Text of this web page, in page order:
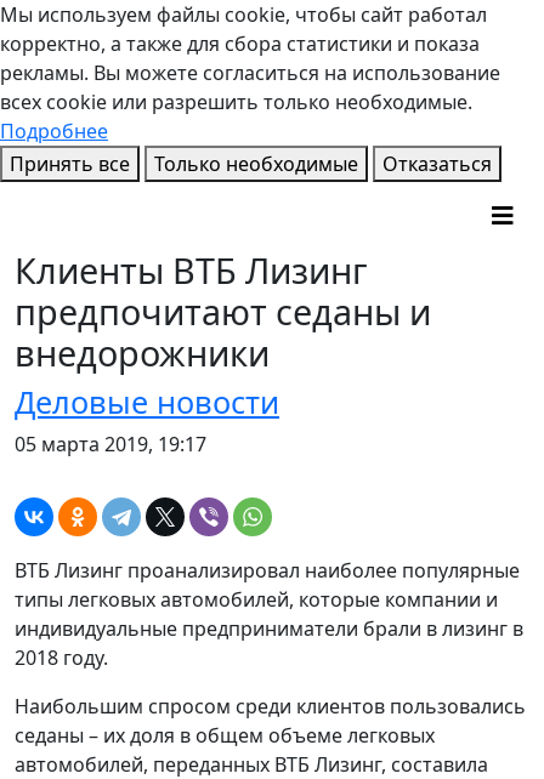
Мы используем файлы cookie, чтобы сайт работал
корректно, а также для сбора статистики и показа
рекламы. Вы можете согласиться на использование
всех cookie или разрешить только необходимые.
Подробнее
Принять все
Только необходимые Отказаться
Клиенты ВТБ Лизинг
предпочитают седаны и
внедорожники
Деловые новости
05 марта 2019, 19:17
ВТБ Лизинг проанализировал наиболее популярные
типы легковых автомобилей, которые компании и
индивидуальные предприниматели брали в лизинг в
2018 году.
Наибольшим спросом среди клиентов пользовались
седаны – их доля в общем объеме легковых
автомобилей, переданных ВТБ Лизинг, составила